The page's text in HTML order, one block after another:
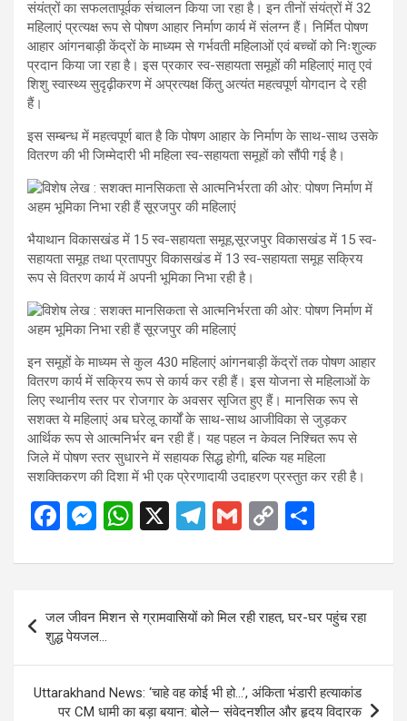
संयंत्रों का सफलतापूर्वक संचालन किया जा रहा है। इन तीनों संयंत्रों में 32
महिलाएं प्रत्यक्ष रूप से पोषण आहार निर्माण कार्य में संलग्न हैं। निर्मित पोषण
आहार आंगनबाड़ी केंद्रों के माध्यम से गर्भवती महिलाओं एवं बच्चों को निःशुल्क
प्रदान किया जा रहा है। इस प्रकार स्व-सहायता समूहों की महिलाएं मातृ एवं
शिशु स्वास्थ्य सुदृढ़ीकरण में अप्रत्यक्ष किंतु अत्यंत महत्वपूर्ण योगदान दे रही
हैं।
इस सम्बन्ध में महत्वपूर्ण बात है कि पोषण आहार के निर्माण के साथ-साथ उसके
वितरण की भी जिम्मेदारी भी महिला स्व-सहायता समूहों को सौंपी गई है।
भैयाथान विकासखंड में 15 स्व-सहायता समूह,सूरजपुर विकासखंड में 15 स्व-
सहायता समूह तथा प्रतापपुर विकासखंड में 13 स्व-सहायता समूह सक्रिय
रूप से वितरण कार्य में अपनी भूमिका निभा रही है।
इन समूहों के माध्यम से कुल 430 महिलाएं आंगनबाड़ी केंद्रों तक पोषण आहार
वितरण कार्य में सक्रिय रूप से कार्य कर रही हैं। इस योजना से महिलाओं के
लिए स्थानीय स्तर पर रोजगार के अवसर सृजित हुए हैं। मानसिक रूप से
सशक्त ये महिलाएं अब घरेलू कार्यों के साथ-साथ आजीविका से जुड़कर
आर्थिक रूप से आत्मनिर्भर बन रही हैं। यह पहल न केवल निश्चित रूप से
जिले में पोषण स्तर सुधारने में सहायक सिद्ध होगी, बल्कि यह महिला
सशक्तिकरण की दिशा में भी एक प्रेरणादायी उदाहरण प्रस्तुत कर रही है।
F
ce
b
o
o
k
M
se
n
g
er
W
at
s
A
p
p
X
T
e
gr
a
m
G
ail
C
py
n
k
ar
navigation
जल जीवन मिशन से ग्रामवासियों को मिल रही राहत, घर-घर पहुंच रहा
शुद्ध पेयजल…
Uttarakhand News: ‘चाहे वह कोई भी हो…’, अंकिता भंडारी हत्याकांड
पर CM धामी का बड़ा बयान: बोले— संवेदनशील और हृदय विदारक